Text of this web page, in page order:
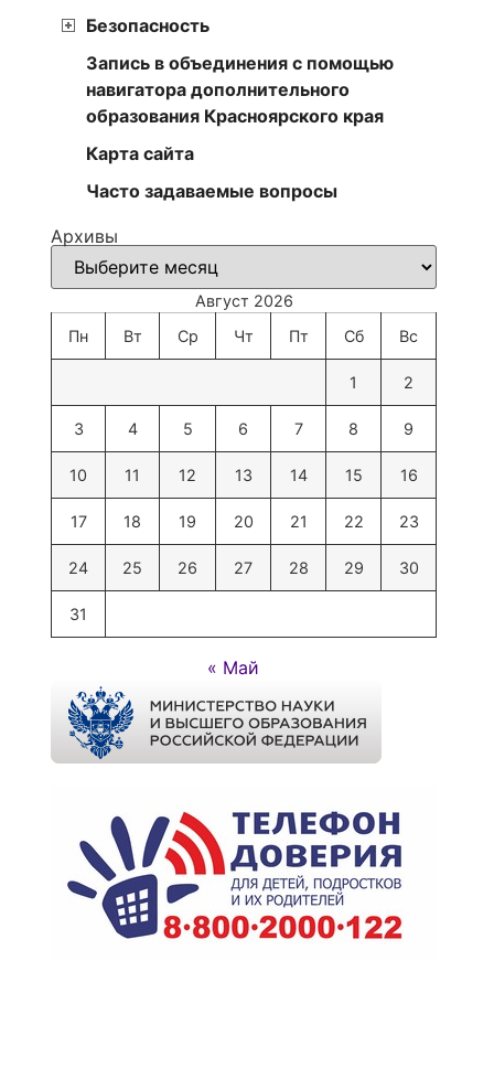
Безопасность
Запись в объединения с помощью
навигатора дополнительного
образования Красноярского края
Карта сайта
Часто задаваемые вопросы
Архивы
Август 2026
Пн
Вт Ср Чт Пт Сб Вс
1 2
3 4 5 6 7 8 9
10 11 12 13 14 15 16
17 18 19 20 21 22 23
24 25 26 27 28 29 30
31
« Май